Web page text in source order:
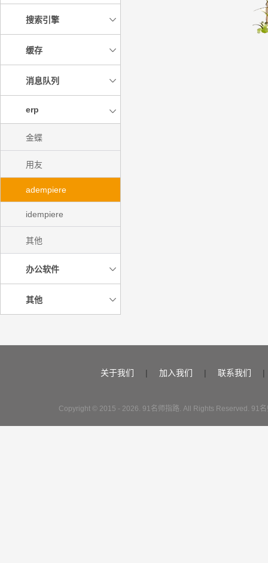
搜索引擎
缓存
消息队列
erp
金蝶
用友
adempiere
idempiere
其他
办公软件
其他
关于我们 | 加入我们 | 联系我们 |
Copyright © 2015 - 2026. 91名师指路. All Rights Reserved. 91